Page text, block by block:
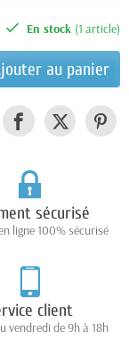
En stock (1 article)
au panier
sécurisé
ligne 100% sécurisé
client
vendredi de 9h à 18h